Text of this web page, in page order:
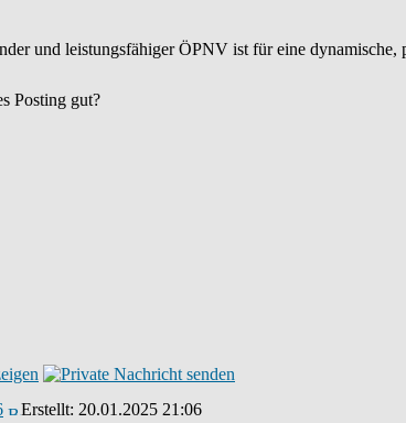
und leistungsfähiger ÖPNV ist für eine
Posting gut?
Erstellt: 20.01.2025 21:06